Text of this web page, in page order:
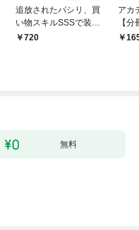
追放されたパシリ、買
い物スキルSSSで装備
無双 ～買ったモノを
720
アカ
【
ク）
無料